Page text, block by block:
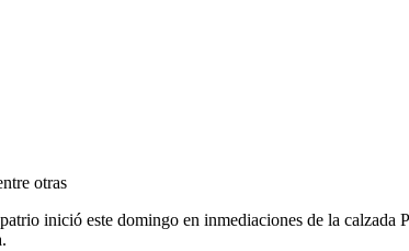
otras
inició este domingo en inmediaciones de la